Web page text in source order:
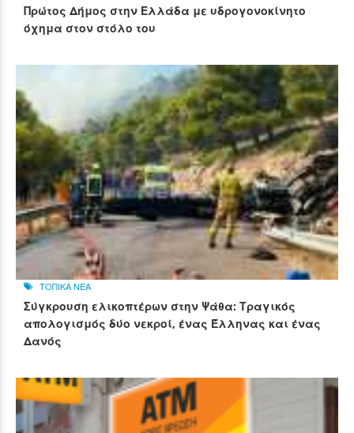
Πρώτος Δήμος στην Ελλάδα με υδρογονοκίνητο
όχημα στον στόλο του
ΤΟΠΙΚΑ ΝΕΑ
Σύγκρουση ελικοπτέρων στην Ψάθα: Τραγικός
απολογισμός δύο νεκροί, ένας Έλληνας και ένας
Δανός